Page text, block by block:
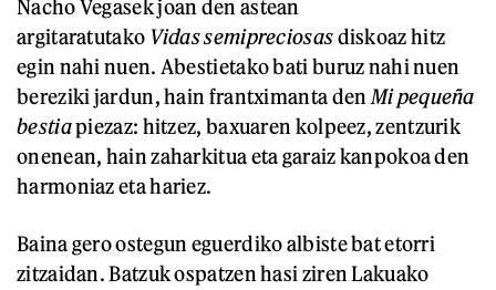
Nacho Vegasek joan den astean
argitaratutako Vidas semipreciosasdiskoaz hitz
egin nahi nuen. Abestietako bati buruz nahi nuen
bereziki jardun, hain frantximanta den Mi pequeña
bestiapiezaz: hitzez, baxuaren kolpeez, zentzurik
onenean, hain zaharkitua eta garaiz kanpokoa den
harmoniaz eta hariez.
Baina gero ostegun eguerdiko albiste bat etorri
zitzaidan. Batzuk ospatzen hasi ziren Lakuako